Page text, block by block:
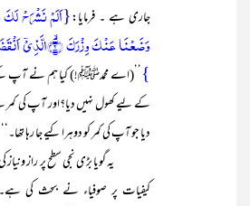
جاری ہے ۔ فرمایا:
} ’’(اے محمدﷺ!) کیا ہم نے آپ
کے لیے کھول نہیں دیا؟اور آپ کی کمر
دیا جو آپ کی کمر کو دوہرا کیے جا رہا تھا۔‘‘
یہ گویا بڑی نجی سطح پر راز ونیاز
کیفیات پر صوفیاء نے بحث کی